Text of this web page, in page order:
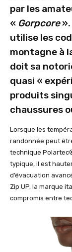
par les
« Gorpcore
utilise les
montagne à
doit sa
quasi «
produits
chaussures
Lorsque les
randonnée peut
technique
typique, il est
d’évacuation
Zip UP, la marque
compromis entre